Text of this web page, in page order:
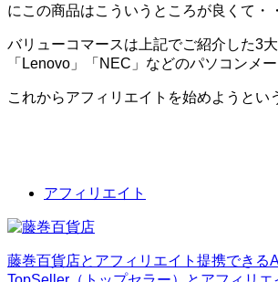
にこの商品はこういうところが良くて・
バリューコマースは上記でご紹介した3
「Lenovo」「NEC」などのパソコンメ
これからアフィリエイトを始めようと
アフィリエイト
藤巻百貨店とアフィリエイト提携できる